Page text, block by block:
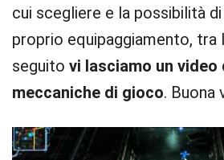
cui scegliere e la possibilità
proprio equipaggiamento, tra
seguito vi lasciamo un
meccaniche di gioco. Buona